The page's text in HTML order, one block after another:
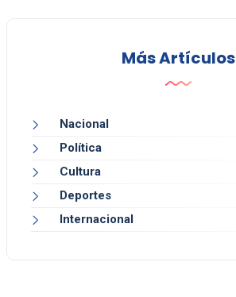
Más Artículos
Nacional
Política
Cultura
Deportes
Internacional